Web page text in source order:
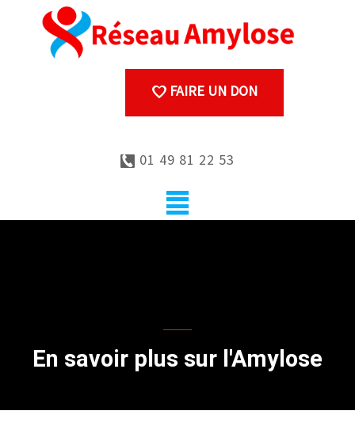
FAIRE UN DON
01 49 81 22 53
En savoir plus sur l'Amylose